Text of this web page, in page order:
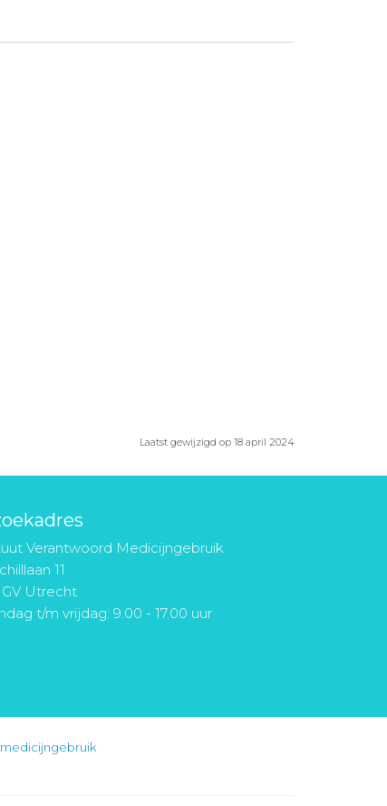
Laatst gewijzigd op 18 april 2024
Verantwoord Medicijngebruik
11
GV Utrecht
t/m vrijdag: 9.00 - 17.00 uur
medicijngebruik